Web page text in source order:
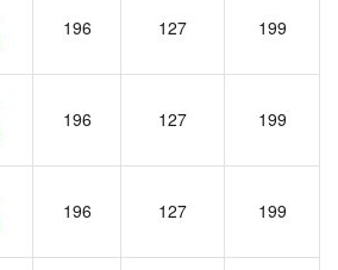
196 127 199
196 127 199
196 127 199